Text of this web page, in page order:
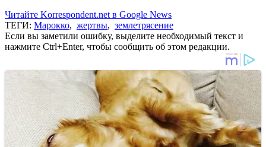
Читайте Korrespondent.net в Google News
ТЕГИ: Марокко, жертвы, землетрясение
Если вы заметили ошибку, выделите необходимый текст и
нажмите Ctrl+Enter, чтобы сообщить об этом редакции.